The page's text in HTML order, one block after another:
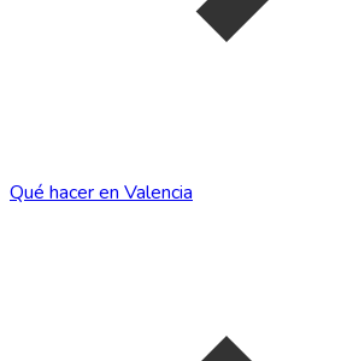
Qué hacer en Valencia